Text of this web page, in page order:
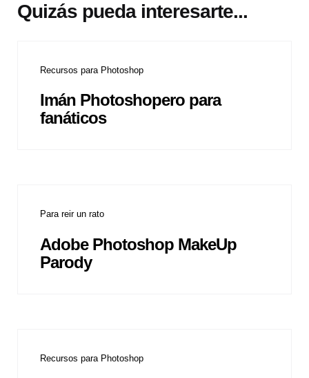
Quizás pueda interesarte...
Recursos para Photoshop
Imán Photoshopero para
fanáticos
Para reir un rato
Adobe Photoshop MakeUp
Parody
Recursos para Photoshop